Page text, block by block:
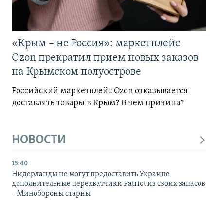
«Крым – не Россия»: маркетплейс
Ozon прекратил прием новых заказов
на Крымском полуострове
Российский маркетплейс Ozon отказывается
доставлять товары в Крым? В чем причина?
НОВОСТИ
15:40
Нидерланды не могут предоставить Украине
дополнительные перехватчики Patriot из своих запасов
– Минобороны старны